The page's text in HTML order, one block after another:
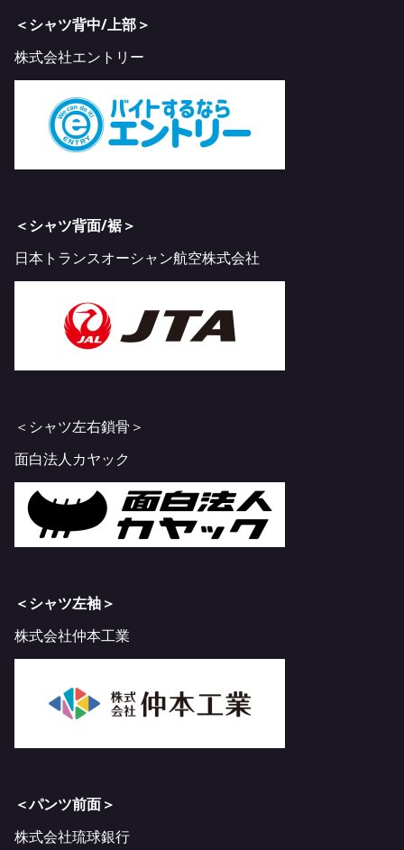
＜シャツ背中/上部＞
株式会社エントリー
＜シャツ背面/裾＞
日本トランスオーシャン航空株式会社
＜シャツ左右鎖骨＞
面白法人カヤック
＜シャツ左袖＞
株式会社仲本工業
＜パンツ前面＞
株式会社琉球銀行